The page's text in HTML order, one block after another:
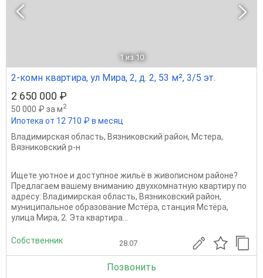
1 из 10
2-комн квартира, ул Мира, 2, д. 2, 53 м², 3/5 эт.
2 650 000 ₽
50 000 ₽ за м2
Ипотека от 12 710 ₽ в месяц
Владимирская область, Вязниковский район, Мстера,
Вязниковский р-н
Ищете уютное и доступное жильё в живописном районе?
Предлагаем вашему вниманию двухкомнатную квартиру по
адресу: Владимирская область, Вязниковский район,
муниципальное образование Мстёра, станция Мстёра,
улица Мира, 2. Эта квартира...
Собственник 28.07
Позвонить